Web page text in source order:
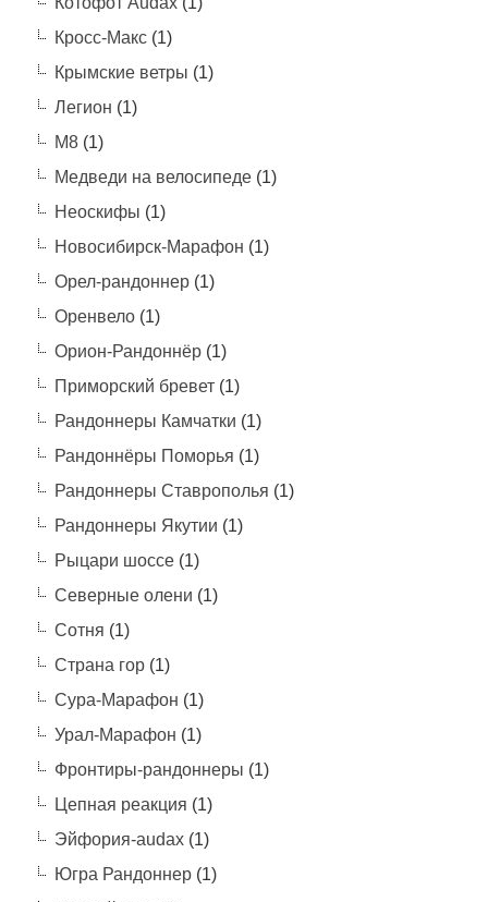
Кросс-Макс(1)
Крымские ветры (1)
Легион (1)
М8(1)
Медведи на велосипеде(1)
Неоскифы (1)
Новосибирск-Марафон (1)
Орел-рандоннер(1)
Оренвело(1)
Орион-Рандоннёр(1)
Приморский бревет(1)
Рандоннеры Камчатки (1)
Рандоннёры Поморья (1)
Рандоннеры Ставрополья (1)
Рандоннеры Якутии (1)
Рыцари шоссе(1)
Северные олени (1)
Сотня (1)
Страна гор(1)
Сура-Марафон (1)
Урал-Марафон (1)
Фронтиры-рандоннеры (1)
Цепная реакция (1)
Эйфория-audax(1)
Югра Рандоннер(1)